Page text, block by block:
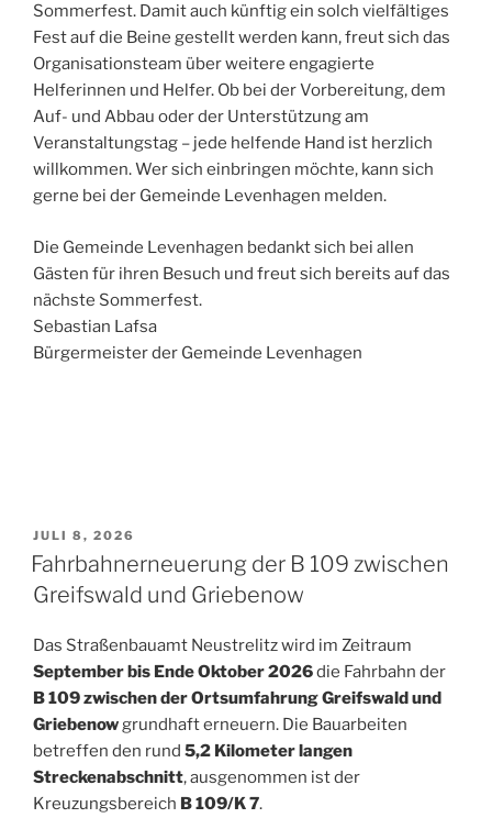
Sommerfest. Damit auch künftig ein solch vielfältiges
Fest auf die Beine gestellt werden kann, freut sich das
Organisationsteam über weitere engagierte
Helferinnen und Helfer. Ob bei der Vorbereitung, dem
Auf- und Abbau oder der Unterstützung am
Veranstaltungstag – jede helfende Hand ist herzlich
willkommen. Wer sich einbringen möchte, kann sich
gerne bei der Gemeinde Levenhagen melden.
Die Gemeinde Levenhagen bedankt sich bei allen
Gästen für ihren Besuch und freut sich bereits auf das
nächste Sommerfest.
Sebastian Lafsa
Bürgermeister der Gemeinde Levenhagen
VERÖFFENTLICHT
AM
JULI 8, 2026
Fahrbahnerneuerung der B 109 zwischen
Greifswald und Griebenow
Das Straßenbauamt Neustrelitz wird im Zeitraum
September bis Ende Oktober 2026die Fahrbahn der
B 109 zwischen der Ortsumfahrung Greifswald und
Griebenowgrundhaft erneuern. Die Bauarbeiten
betreffen den rund 5,2 Kilometer langen
Streckenabschnitt, ausgenommen ist der
Kreuzungsbereich B 109/K 7.